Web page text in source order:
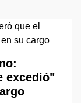
excedió"